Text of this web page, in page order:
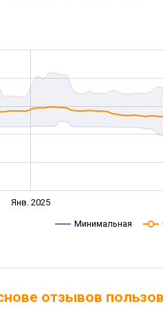
Янв. 2025
Минимальная
отзывов